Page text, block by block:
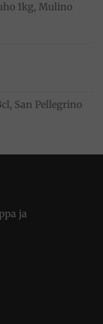
1kg, Mulino
San Pellegrino
ja